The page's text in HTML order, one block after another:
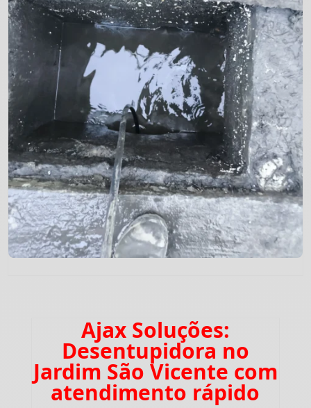
Ajax Soluções:
Desentupidora no
Jardim São Vicente com
atendimento rápido